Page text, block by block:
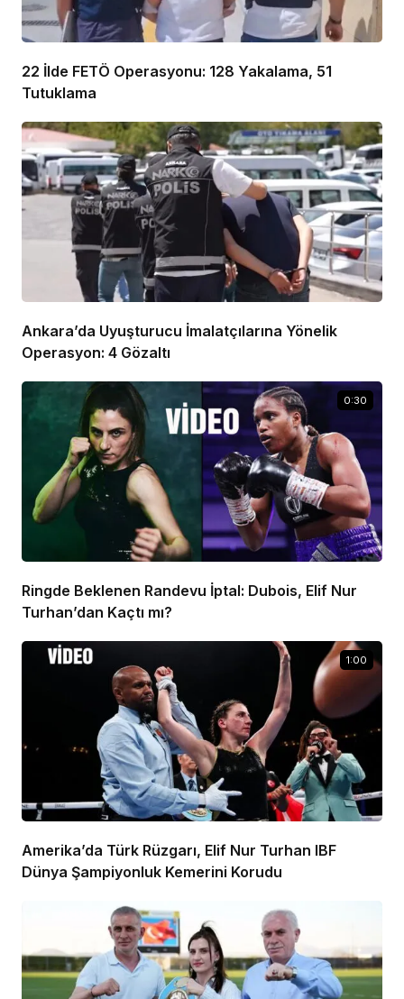
22 İlde FETÖ Operasyonu: 128 Yakalama, 51
Tutuklama
Ankara’da Uyuşturucu İmalatçılarına Yönelik
Operasyon: 4 Gözaltı
0:30
Ringde Beklenen Randevu İptal: Dubois, Elif Nur
Turhan’dan Kaçtı mı?
1:00
Amerika’da Türk Rüzgarı, Elif Nur Turhan IBF
Dünya Şampiyonluk Kemerini Korudu